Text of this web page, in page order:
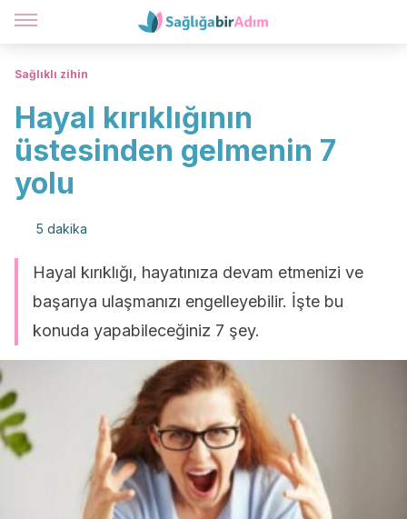
Sağlıklı zihin
Hayal kırıklığının
üstesinden gelmenin 7
yolu
5 dakika
Hayal kırıklığı, hayatınıza devam etmenizi ve
başarıya ulaşmanızı engelleyebilir. İşte bu
konuda yapabileceğiniz 7 şey.